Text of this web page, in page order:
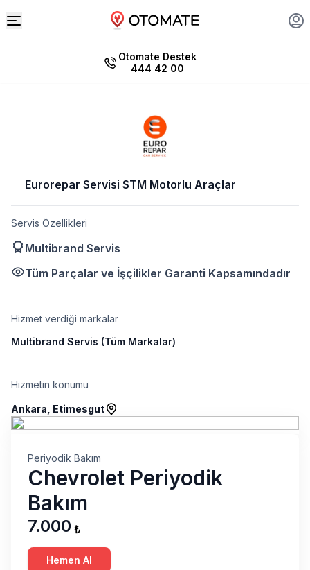
Otomate Destek
444 42 00
Eurorepar Servisi STM Motorlu Araçlar
Servis Özellikleri
Multibrand Servis
Tüm Parçalar ve İşçilikler Garanti Kapsamındadır
Hizmet verdiği markalar
Multibrand Servis (Tüm Markalar)
Hizmetin konumu
Ankara, Etimesgut
Periyodik Bakım
Chevrolet Periyodik
Bakım
7.000 ₺
Hemen Al